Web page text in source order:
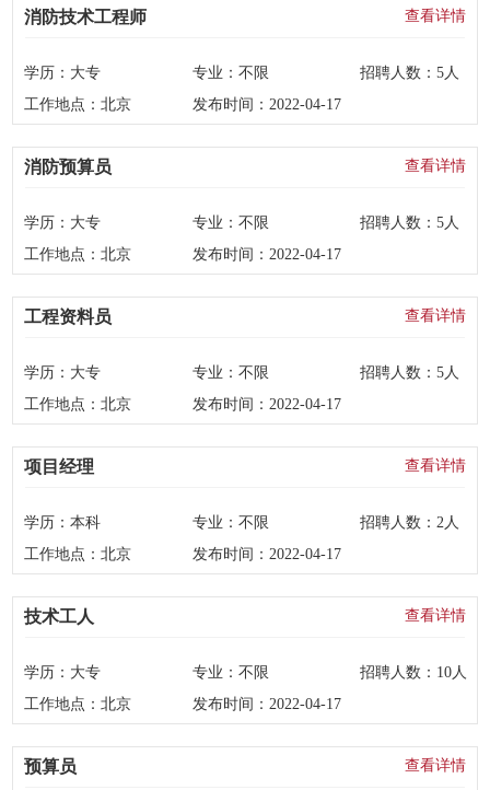
消防技术工程师 查看详情
学历： 大专 专业： 不限 招聘人数： 5人
工作地点：北京 发布时间： 2022-04-17
消防预算员 查看详情
学历： 大专 专业： 不限 招聘人数： 5人
工作地点：北京 发布时间： 2022-04-17
工程资料员 查看详情
学历： 大专 专业： 不限 招聘人数： 5人
工作地点：北京 发布时间： 2022-04-17
项目经理 查看详情
学历：本科 专业： 不限 招聘人数： 2人
工作地点：北京 发布时间： 2022-04-17
技术工人 查看详情
学历： 大专 专业： 不限 招聘人数： 10人
工作地点：北京 发布时间： 2022-04-17
预算员 查看详情